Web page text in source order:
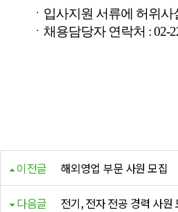
ㆍ입사지원 서류에 허위
ㆍ채용담당자 연락처 : 02-
이전글 해외영업 부문 사원 모집
다음글 전기, 전자 전공 경력 사원